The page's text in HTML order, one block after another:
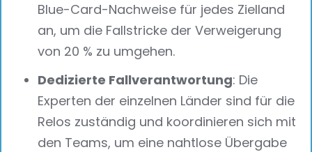
Blue-Card-Nachweise für jedes Zielland
an, um die Fallstricke der Verweigerung
von 20 % zu umgehen.
Dedizierte Fallverantwortung: Die
Experten der einzelnen Länder sind für die
Relos zuständig und koordinieren sich mit
den Teams, um eine nahtlose Übergabe